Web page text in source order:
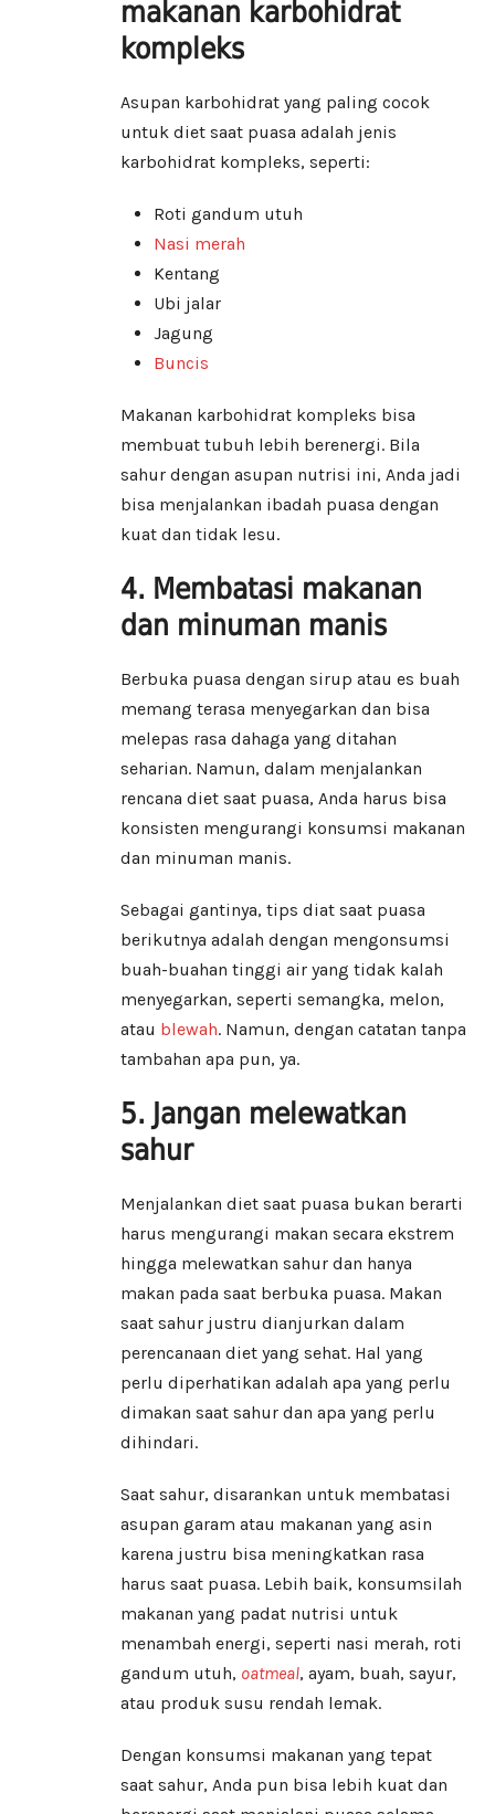
makanan karbohidrat
kompleks
Asupan karbohidrat yang paling cocok
untuk diet saat puasa adalah jenis
karbohidrat kompleks, seperti:
Roti gandum utuh
Nasi merah
Kentang
Ubi jalar
Jagung
Buncis
Makanan karbohidrat kompleks bisa
membuat tubuh lebih berenergi. Bila
sahur dengan asupan nutrisi ini, Anda jadi
bisa menjalankan ibadah puasa dengan
kuat dan tidak lesu.
4. Membatasi makanan
dan minuman manis
Berbuka puasa dengan sirup atau es buah
memang terasa menyegarkan dan bisa
melepas rasa dahaga yang ditahan
seharian. Namun, dalam menjalankan
rencana diet saat puasa, Anda harus bisa
konsisten mengurangi konsumsi makanan
dan minuman manis.
Sebagai gantinya, tips diat saat puasa
berikutnya adalah dengan mengonsumsi
buah-buahan tinggi air yang tidak kalah
menyegarkan, seperti semangka, melon,
atau blewah. Namun, dengan catatan tanpa
tambahan apa pun, ya.
5. Jangan melewatkan
sahur
Menjalankan diet saat puasa bukan berarti
harus mengurangi makan secara ekstrem
hingga melewatkan sahur dan hanya
makan pada saat berbuka puasa. Makan
saat sahur justru dianjurkan dalam
perencanaan diet yang sehat. Hal yang
perlu diperhatikan adalah apa yang perlu
dimakan saat sahur dan apa yang perlu
dihindari.
Saat sahur, disarankan untuk membatasi
asupan garam atau makanan yang asin
karena justru bisa meningkatkan rasa
harus saat puasa. Lebih baik, konsumsilah
makanan yang padat nutrisi untuk
menambah energi, seperti nasi merah, roti
gandum utuh, oatmeal, ayam, buah, sayur,
atau produk susu rendah lemak.
Dengan konsumsi makanan yang tepat
saat sahur, Anda pun bisa lebih kuat dan